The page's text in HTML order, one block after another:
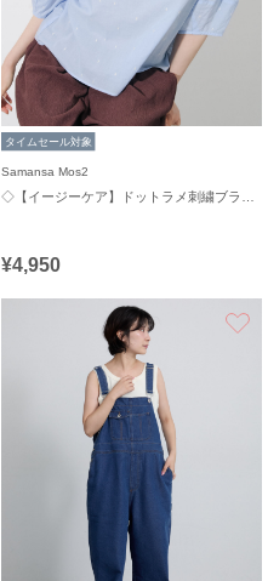
タイムセール対象
Samansa Mos2
¥4,950